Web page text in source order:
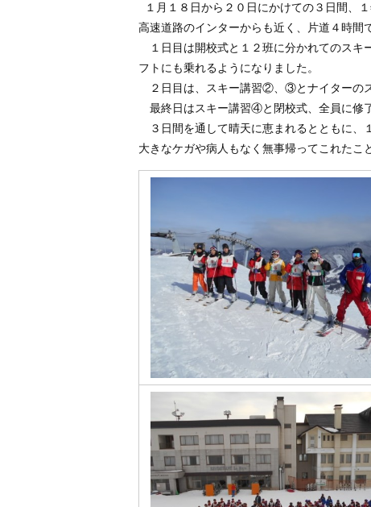
１月１８日から２０日にかけての３日間、
高速道路のインターからも近く、片道４時間
１日目は開校式と１２班に分かれてのスキ
フトにも乗れるようになりました。
２日目は、スキー講習②、③とナイターのス
最終日はスキー講習④と閉校式、全員に修
３日間を通して晴天に恵まれるとともに、
大きなケガや病人もなく無事帰ってこれたこ